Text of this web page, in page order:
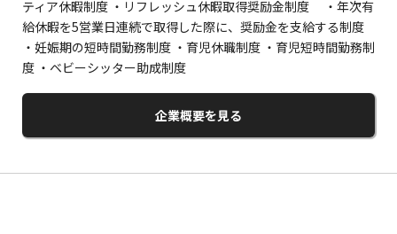
ティア休暇制度 ・リフレッシュ休暇取得奨励金制度 ・年次有
給休暇を5営業日連続で取得した際に、奨励金を支給する制度
・妊娠期の短時間勤務制度 ・育児休職制度 ・育児短時間勤務制
度 ・ベビーシッター助成制度
企業概要を見る